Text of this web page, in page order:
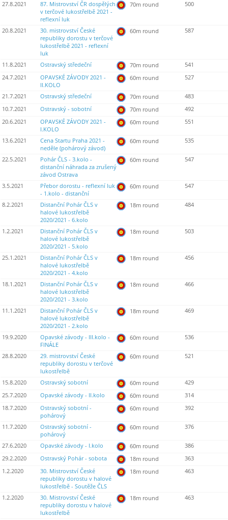
27.8.2021
87. Mistrovství ČR dospělých
v terčové lukostřelbě 2021 -
reflexní luk
70m round 500
20.8.2021
30. mistrovství České
republiky dorostu v terčové
lukostřelbě 2021 - reflexní
luk
60m round 587
11.8.2021 Ostravský středeční 70m round
541
24.7.2021
OPAVSKÉ ZÁVODY 2021 -
II.KOLO
60m round 527
21.7.2021 Ostravský středeční 70m round
483
10.7.2021
Ostravský - sobotní 70m round
492
20.6.2021
OPAVSKÉ ZÁVODY 2021 -
I.KOLO
60m round 551
13.6.2021
Cena Startu Praha 2021 -
neděle (pohárový závod)
60m round 535
22.5.2021
Pohár ČLS - 3.kolo -
distanční náhrada za zrušený
závod Ostrava
60m round 547
3.5.2021
Přebor dorostu - reflexní luk
- 1.kolo - distanční
60m round 547
8.2.2021
Distanční Pohár ČLS v
halové lukostřelbě
2020/2021 - 6.kolo
18m round 484
1.2.2021
Distanční Pohár ČLS v
halové lukostřelbě
2020/2021 - 5.kolo
18m round 503
25.1.2021
Distanční Pohár ČLS v
halové lukostřelbě
2020/2021 - 4.kolo
18m round 456
18.1.2021
Distanční Pohár ČLS v
halové lukostřelbě
2020/2021 - 3.kolo
18m round 466
11.1.2021
Distanční Pohár ČLS v
halové lukostřelbě
2020/2021 - 2.kolo
18m round 469
19.9.2020
Opavské závody - III.kolo -
FINÁLE
60m round 536
28.8.2020
29. mistrovství České
republiky dorostu v terčové
lukostřelbě
60m round 521
15.8.2020 Ostravský sobotní 60m round
429
25.7.2020
Opavské závody - II.kolo 60m round
314
18.7.2020
Ostravský sobotní -
pohárový
60m round 392
11.7.2020
Ostravský sobotní -
pohárový
60m round 376
27.6.2020 Opavské závody - I.kolo 60m round
386
29.2.2020
Ostravský Pohár - sobota 18m round
363
1.2.2020
30. Mistrovství České
republiky dorostu v halové
lukostřelbě - Soutěže ČLS
18m round 463
1.2.2020
30. Mistrovství České
republiky dorostu v halové
lukostřelbě
18m round 463